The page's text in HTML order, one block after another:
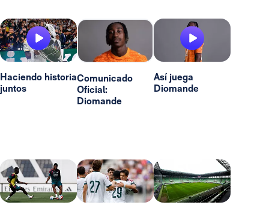
Haciendo historia
juntos
Comunicado
Oficial:
Diomande
Así juega
Diomande